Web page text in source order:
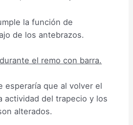
la función de
de los antebrazos.
el remo con barra.
esperaría que al volver el
actividad del trapecio y los
alterados.